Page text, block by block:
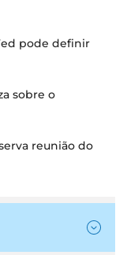
pode definir
sobre o
reunião do